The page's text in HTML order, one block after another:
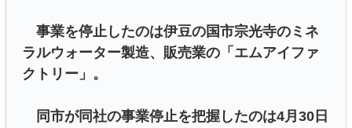
事業を停止したのは伊豆の国市宗光寺のミネ
ラルウォーター製造、販売業の「エムアイファ
クトリー」。
同市が同社の事業停止を把握したのは4月30日